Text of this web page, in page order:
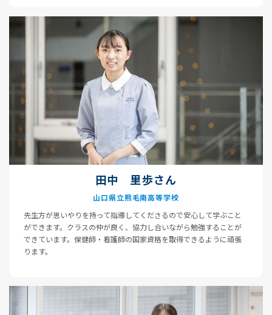
田中 里歩さん
山口県立熊毛南高等学校
先生方が思いやりを持って指導してくださるので安心して学ぶこと
ができます。クラスの仲が良く、協力し合いながら勉強することが
できています。保健師・看護師の国家資格を取得できるように頑張
ります。